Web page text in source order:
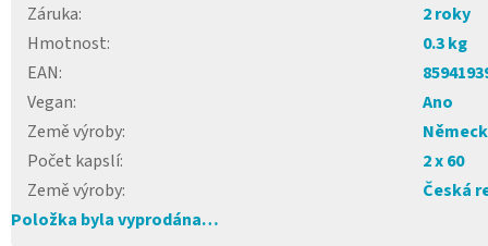
Záruka:
2 roky
Hmotnost:
0.3 kg
EAN:
Vegan:
Ano
Země výroby:
Počet kapslí:
2 x 60
Země výroby:
Česká
Položka byla vyprodána…